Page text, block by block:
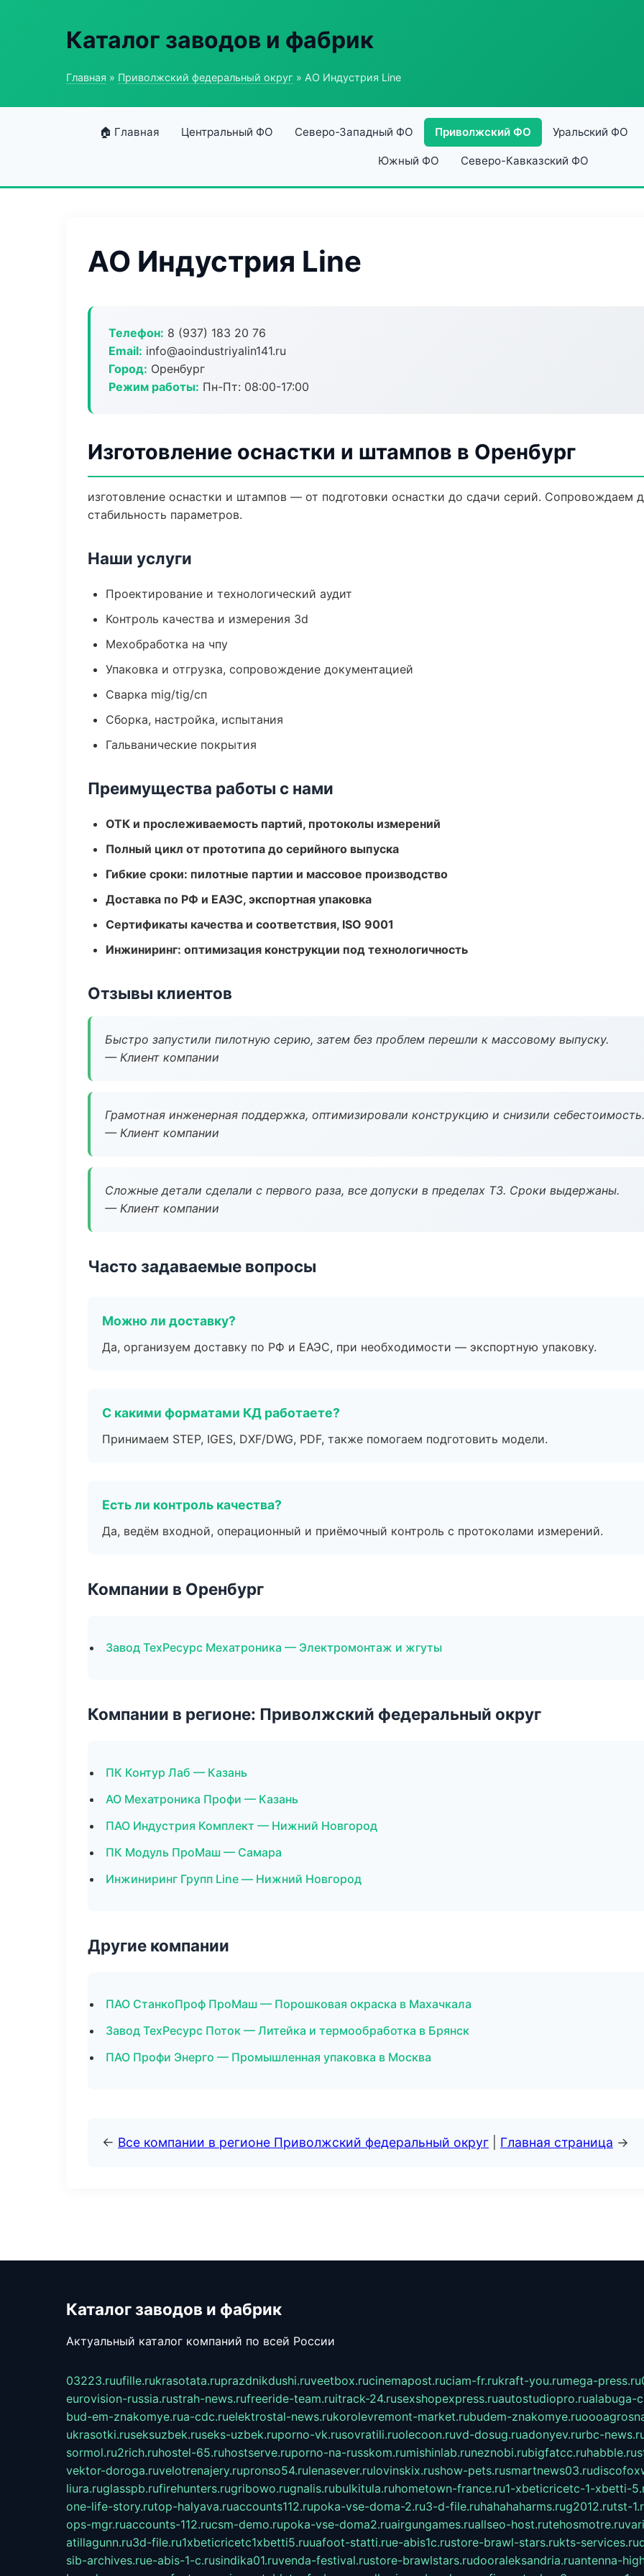
Каталог заводов и фабрик
Главная » Приволжский федеральный округ » АО Индустрия Line
🏠 Главная Центральный ФО Северо-Западный ФО Приволжский ФО Уральский ФО
Южный ФО Северо-Кавказский ФО
АО Индустрия Line
Телефон: 8 (937) 183 20 76
Email: info@aoindustriyalin141.ru
Город: Оренбург
Режим работы: Пн-Пт: 08:00-17:00
Изготовление оснастки и штампов в Оренбург
изготовление оснастки и штампов — от подготовки оснастки до сдачи серий. Сопровождаем
стабильность параметров.
Наши услуги
Проектирование и технологический аудит
Контроль качества и измерения 3d
Мехобработка на чпу
Упаковка и отгрузка, сопровождение документацией
Сварка mig/tig/сп
Сборка, настройка, испытания
Гальванические покрытия
Преимущества работы с нами
ОТК и прослеживаемость партий, протоколы измерений
Полный цикл от прототипа до серийного выпуска
Гибкие сроки: пилотные партии и массовое производство
Доставка по РФ и ЕАЭС, экспортная упаковка
Сертификаты качества и соответствия, ISO 9001
Инжиниринг: оптимизация конструкции под технологичность
Отзывы клиентов
Быстро запустили пилотную серию, затем без проблем перешли к массовому выпуску.
— Клиент компании
Грамотная инженерная поддержка, оптимизировали конструкцию и снизили себестоимость.
— Клиент компании
Сложные детали сделали с первого раза, все допуски в пределах ТЗ. Сроки выдержаны.
— Клиент компании
Часто задаваемые вопросы
Можно ли доставку?
Да, организуем доставку по РФ и ЕАЭС, при необходимости — экспортную упаковку.
С какими форматами КД работаете?
Принимаем STEP, IGES, DXF/DWG, PDF, также помогаем подготовить модели.
Есть ли контроль качества?
Да, ведём входной, операционный и приёмочный контроль с протоколами измерений.
Компании в Оренбург
Завод ТехРесурс Мехатроника — Электромонтаж и жгуты
Компании в регионе: Приволжский федеральный округ
ПК Контур Лаб — Казань
АО Мехатроника Профи — Казань
ПАО Индустрия Комплект — Нижний Новгород
ПК Модуль ПроМаш — Самара
Инжиниринг Групп Line — Нижний Новгород
Другие компании
ПАО СтанкоПроф ПроМаш — Порошковая окраска в Махачкала
Завод ТехРесурс Поток — Литейка и термообработка в Брянск
ПАО Профи Энерго — Промышленная упаковка в Москва
← Все компании в регионе Приволжский федеральный округ Главная страница →
Каталог заводов и фабрик
Актуальный каталог компаний по всей России
03223.ruufille.rukrasotata.ruprazdnikdushi.ruveetbox.rucinemapost.ruciam-fr.rukraft-you.rumega-press.ru
eurovision-russia.rustrah-news.rufreeride-team.ruitrack-24.rusexshopexpress.ruautostudiopro.rualabuga-
bud-em-znakomye.rua-cdc.ruelektrostal-news.rukorolevremont-market.rubudem-znakomye.ru
ukrasotki.ruseksuzbek.ruseks-uzbek.ruporno-vk.rusovratili.ruolecoon.ruvd-dosug.ruadonyev.rurbc-
sormol.ru2rich.ruhostel-65.ruhostserve.ruporno-na-russkom.rumishinlab.runeznobi.rubigfatcc.ruhabble.ru
vektor-doroga.ruvelotrenajery.rupronso54.rulenasever.rulovinskix.rushow-pets.rusmartnews03.ru
liura.ruglasspb.rufirehunters.rugribowo.rugnalis.rubulkitula.ruhometown-france.ru1-xbeticricetc-1-xbetti-
one-life-story.rutop-halyava.ruaccounts112.rupoka-vse-doma-2.ru3-d-file.ruhahahaharms.rug2012.rutst-
ops-mgr.ruaccounts-112.rucsm-demo.rupoka-vse-doma2.ruairgungames.ruallseo-host.rutehosmotre.ru
atillagunn.ru3d-file.ru1xbeticricetc1xbetti5.ruuafoot-statti.rue-abis1c.rustore-brawl-stars.rukts-services.ru
sib-archives.rue-abis-1-c.rusindika01.ruvenda-festival.rustore-brawlstars.rudooraleksandria.ruantenna-